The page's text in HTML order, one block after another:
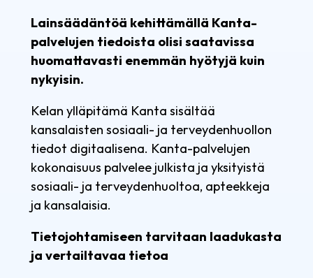
Lainsäädäntöä kehittämällä Kanta-
palvelujen tiedoista olisi saatavissa
huomattavasti enemmän hyötyjä kuin
nykyisin.
Kelan ylläpitämä Kanta sisältää
kansalaisten sosiaali- ja terveydenhuollon
tiedot digitaalisena. Kanta-palvelujen
kokonaisuus palvelee julkista ja yksityistä
sosiaali- ja terveydenhuoltoa, apteekkeja
ja kansalaisia.
Tietojohtamiseen tarvitaan laadukasta
ja vertailtavaa tietoa